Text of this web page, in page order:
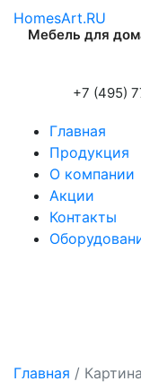
HomesArt.RU
Мебель для
+7 (495)
Главная
Продукция
О компании
Акции
Контакты
Главная /